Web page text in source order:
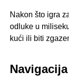
Nakon što igra
odluke u
kući ili biti